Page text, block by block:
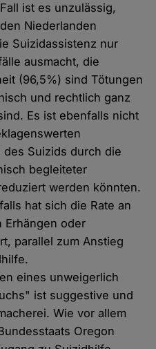
ist es unzulässig,
Niederlanden
Suizidassistenz nur
ausmacht, die
(96,5%) sind Tötungen
und rechtlich ganz
Es ist ebenfalls nicht
des Suizids durch die
begleiteter
werden könnten.
hat sich die Rate an
Erhängen oder
parallel zum Anstieg
eines unweigerlich
ist suggestive und
Wie vor allem
Oregon